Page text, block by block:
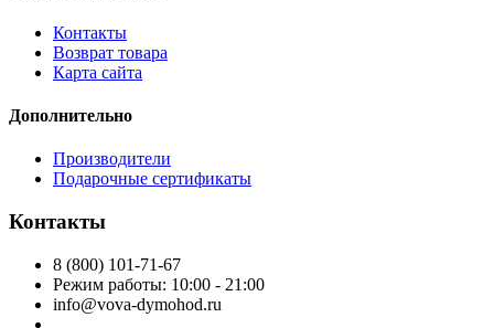
Контакты
Возврат товара
Карта сайта
Дополнительно
Производители
Подарочные сертификаты
Контакты
8 (800) 101-71-67
Режим работы: 10:00 - 21:00
info@vova-dymohod.ru